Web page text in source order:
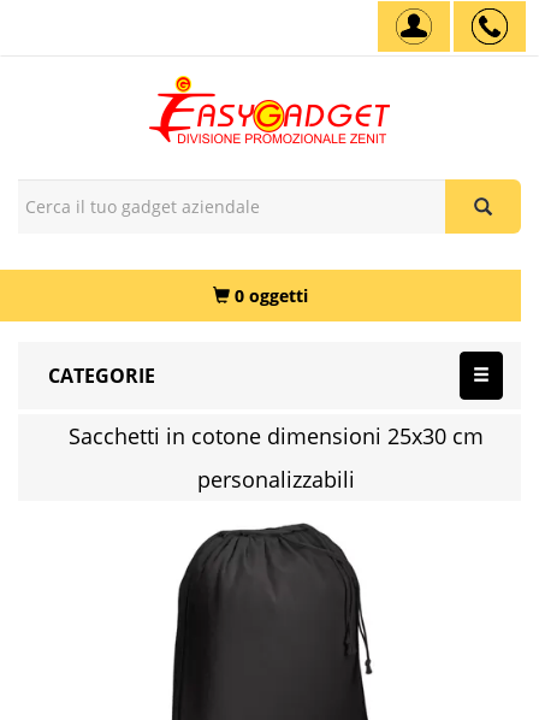
0 oggetti
CATEGORIE
Sacchetti in cotone dimensioni 25x30 cm
personalizzabili